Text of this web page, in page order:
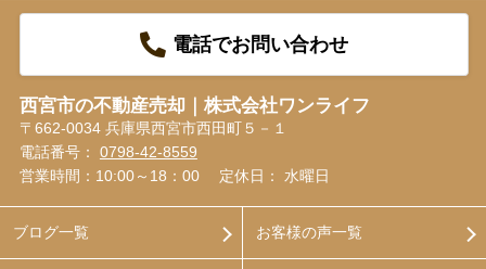
電話でお問い合わせ
西宮市の不動産売却｜株式会社ワンライフ
〒662-0034 兵庫県西宮市西田町５－１
電話番号： 0798-42-8559
営業時間：10:00～18：00
定休日： 水曜日
ブログ一覧 お客様の声一覧